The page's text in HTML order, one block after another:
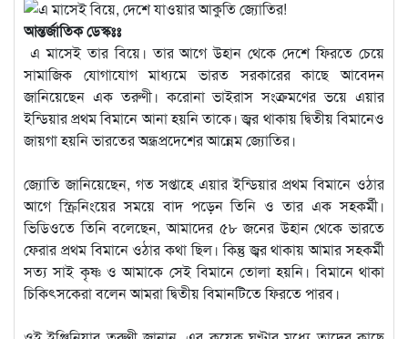
আন্তর্জাতিক ডেস্কঃঃ
এ মাসেই তার বিয়ে। তার আগে উহান থেকে দেশে ফিরতে চেয়ে
সামাজিক যোগাযোগ মাধ্যমে ভারত সরকারের কাছে আবেদন
জানিয়েছেন এক তরুণী। করোনা ভাইরাস সংক্রমণের ভয়ে এয়ার
ইন্ডিয়ার প্রথম বিমানে আনা হয়নি তাকে। জ্বর থাকায় দ্বিতীয় বিমানেও
জায়গা হয়নি ভারতের অন্ধ্রপ্রদেশের আন্নেম জ্যোতির।
জ্যোতি জানিয়েছেন, গত সপ্তাহে এয়ার ইন্ডিয়ার প্রথম বিমানে ওঠার
আগে স্ক্রিনিংয়ের সময়ে বাদ পড়েন তিনি ও তার এক সহকর্মী।
ভিডিওতে তিনি বলেছেন, আমাদের ৫৮ জনের উহান থেকে ভারতে
ফেরার প্রথম বিমানে ওঠার কথা ছিল। কিন্তু জ্বর থাকায় আমার সহকর্মী
সত্য সাই কৃষ্ণ ও আমাকে সেই বিমানে তোলা হয়নি। বিমানে থাকা
চিকিৎসকেরা বলেন আমরা দ্বিতীয় বিমানটিতে ফিরতে পারব।